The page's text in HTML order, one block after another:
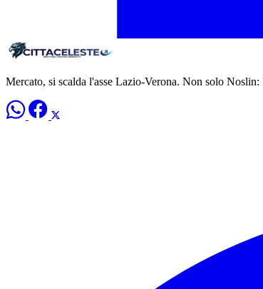
Mercato, si scalda l'asse Lazio-Verona. Non solo